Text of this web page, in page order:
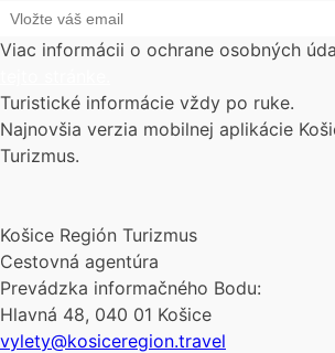
Viac informácii o ochrane osobných
Turistické informácie vždy po ruke.
Najnovšia verzia mobilnej aplikácie
Turizmus.
Košice Región Turizmus
Cestovná agentúra
Prevádzka informačného Bodu:
Hlavná 48, 040 01 Košice
vylety@kosiceregion.travel